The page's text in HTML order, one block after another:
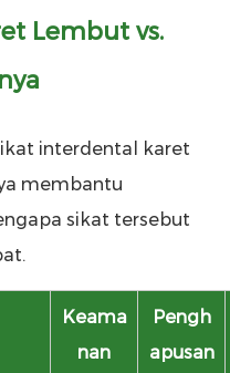
Lembut vs.
interdental karet
membantu
sikat tersebut
Keama
nan
Pengh
apusan